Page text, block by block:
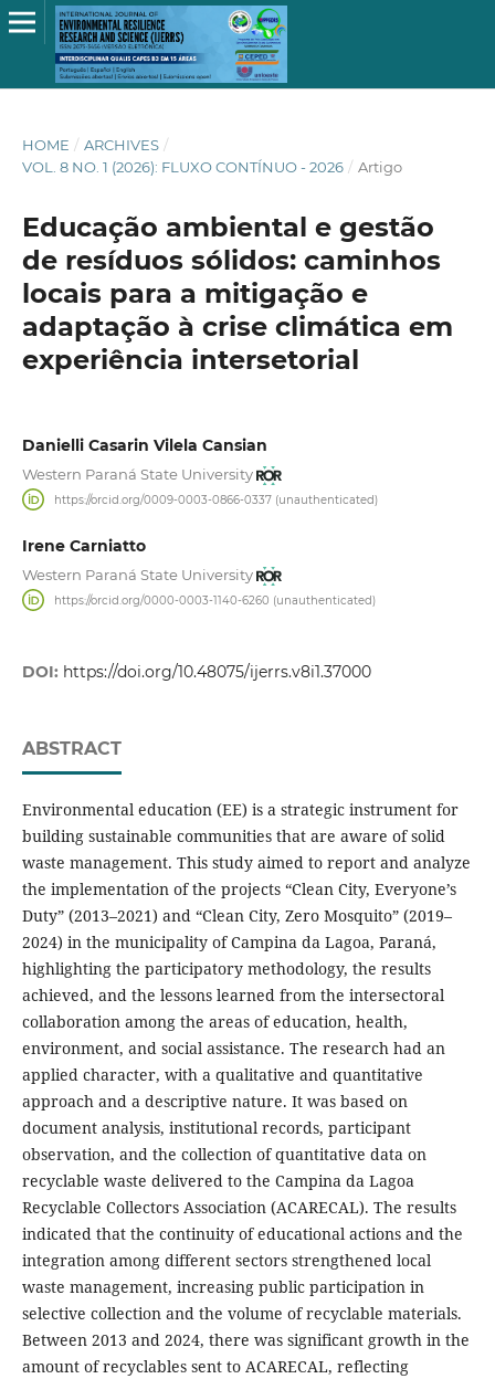
HOME / ARCHIVES /
VOL. 8 NO. 1 (2026): FLUXO CONTÍNUO - 2026 / Artigo
Educação ambiental e gestão
de resíduos sólidos: caminhos
locais para a mitigação e
adaptação à crise climática em
experiência intersetorial
Danielli Casarin Vilela Cansian
Western Paraná State University
https://orcid.org/0009-0003-0866-0337 (unauthenticated)
Irene Carniatto
Western Paraná State University
https://orcid.org/0000-0003-1140-6260 (unauthenticated)
DOI: https://doi.org/10.48075/ijerrs.v8i1.37000
ABSTRACT
Environmental education (EE) is a strategic instrument for
building sustainable communities that are aware of solid
waste management. This study aimed to report and analyze
the implementation of the projects “Clean City, Everyone’s
Duty” (2013–2021) and “Clean City, Zero Mosquito” (2019–
2024) in the municipality of Campina da Lagoa, Paraná,
highlighting the participatory methodology, the results
achieved, and the lessons learned from the intersectoral
collaboration among the areas of education, health,
environment, and social assistance. The research had an
applied character, with a qualitative and quantitative
approach and a descriptive nature. It was based on
document analysis, institutional records, participant
observation, and the collection of quantitative data on
recyclable waste delivered to the Campina da Lagoa
Recyclable Collectors Association (ACARECAL). The results
indicated that the continuity of educational actions and the
integration among different sectors strengthened local
waste management, increasing public participation in
selective collection and the volume of recyclable materials.
Between 2013 and 2024, there was significant growth in the
amount of recyclables sent to ACARECAL, reflecting